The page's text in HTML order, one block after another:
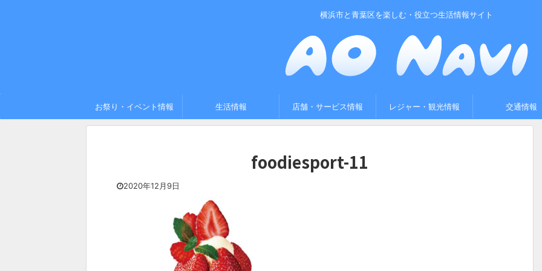
横浜市と青葉区を楽しむ・役立つ生活情報サイト
お祭り・イベント情報 生活情報 店舗・サービス情報 レジャー・観光情報 交通情報
foodiesport-11
2020年12月9日